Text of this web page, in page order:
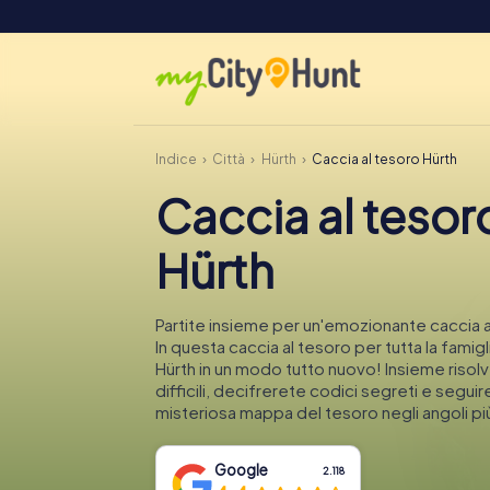
Indice Città Hürth Caccia al tesoro Hürth
Caccia al
Hürth
Partite insieme per un'emozionante caccia
In questa caccia al tesoro per tutta la
Hürth in un modo tutto nuovo! Insieme
difficili, decifrerete codici segreti e
misteriosa mappa del tesoro negli angoli
Google 2.118